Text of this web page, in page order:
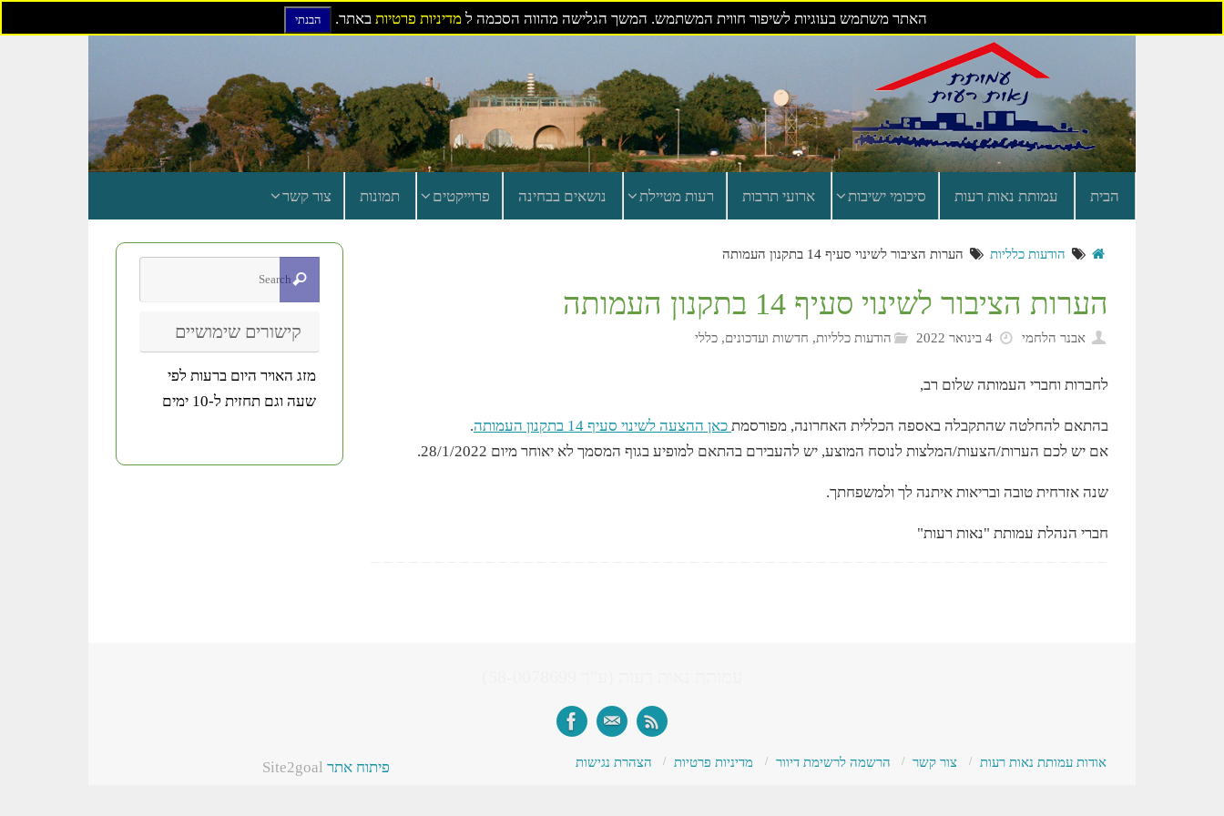
האתר משתמש בעוגיות לשיפור חווית המשתמש. המשך הגלישה מהווה הסכמה למדיניות פרטיות באתר. הבנתי
הבית עמותת נאות רעות סיכומי ישיבות ארועי תרבות רעות מטיילת נושאים בבחינה פרוייקטים תמונות צור קשר
הודעות כלליות הערות הציבור לשינוי סעיף 14 בתקנון העמותה
הערות הציבור לשינוי סעיף 14 בתקנון העמותה
אבנר הלחמי 4 בינואר 2022 הודעות כלליות, חדשות ועדכונים,כללי
לחברות וחברי העמותה שלום רב,
בהתאם להחלטה שהתקבלה באספה הכללית האחרונה, מפורסמת כאן ההצעה לשינוי סעיף 14 בתקנון העמותה
.
אם יש לכם הערות/הצעות/המלצות לנוסח המוצע, יש להעבירם בהתאם למופיע בגוף המסמך לא יאוחר מיום 28/1/2022.
שנה אזרחית טובה ובריאות איתנה לך ולמשפחתך.
חברי הנהלת עמותת "נאות רעות"
קישורים שימושיים
מזג האויר היום ברעות לפי
שעה וגם תחזית ל-10 ימים
אודות עמותת נאות רעות צור קשר הרשמה לרשימת דיוור מדיניות פרטיות הצהרת נגישות פיתוח אתרSite2goal